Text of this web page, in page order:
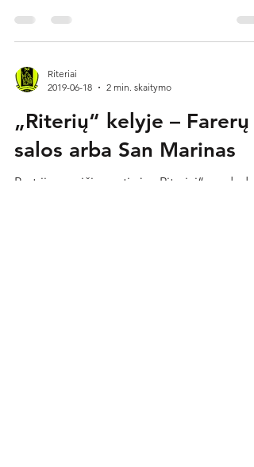
Riteriai
2019-06-18
2 min. skaitymo
„Riterių“ kelyje – Farerų
salos arba San Marinas
Po trijų savaičių sostinės „Riteriai“ pradeda